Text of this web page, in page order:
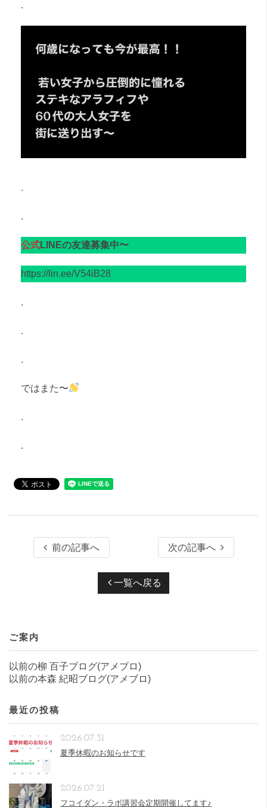
.
.
.
公式LINEの友達募集中〜
https://lin.ee/V54iB28
.
.
.
ではまた〜
.
.
前の記事へ 次の記事へ
一覧へ戻る
ご案内
以前の柳 百子ブログ(アメブロ)
以前の本森 紀昭ブログ(アメブロ)
最近の投稿
夏季休暇のお知らせです
2026.07.31
フコイダン・ラボ講習会定期開催してます♪
2026.07.21